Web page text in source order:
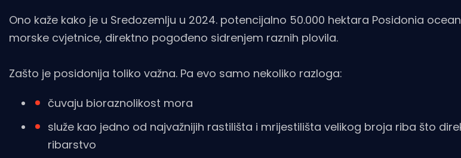
Ono kaže kako je u Sredozemlju u 2024. potencijalno 50.000 hektara Posidonia
morske cvjetnice, direktno pogođeno sidrenjem raznih plovila.
Zašto je posidonija toliko važna. Pa evo samo nekoliko razloga:
čuvaju bioraznolikost mora
služe kao jedno od najvažnijih rastilišta i mrijestilišta velikog broja riba što
ribarstvo